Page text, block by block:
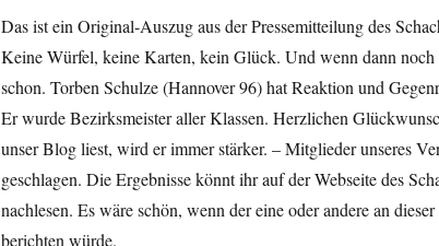
Das ist ein Original-Auszug aus der Pressemitteilung des
Keine Würfel, keine Karten, kein Glück. Und wenn dann
schon. Torben Schulze (Hannover 96) hat Reaktion und
Er wurde Bezirksmeister aller Klassen. Herzlichen
unser Blog liest, wird er immer stärker. – Mitglieder unseres
geschlagen. Die Ergebnisse könnt ihr auf der Webseite des
nachlesen. Es wäre schön, wenn der eine oder andere an
berichten würde.